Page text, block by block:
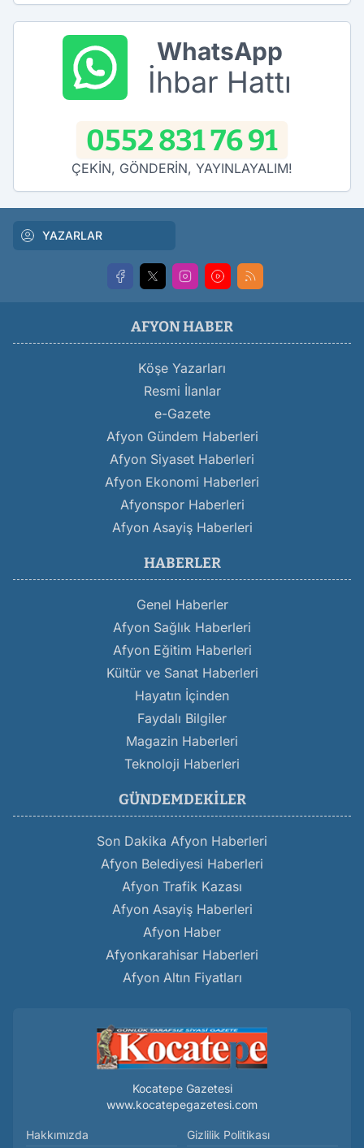
WhatsApp
İhbar Hattı
0552 831 76 91
ÇEKİN, GÖNDERİN, YAYINLAYALIM!
YAZARLAR
AFYON HABER
Köşe Yazarları
Resmi İlanlar
e-Gazete
Afyon Gündem Haberleri
Afyon Siyaset Haberleri
Afyon Ekonomi Haberleri
Afyonspor Haberleri
Afyon Asayiş Haberleri
HABERLER
Genel Haberler
Afyon Sağlık Haberleri
Afyon Eğitim Haberleri
Kültür ve Sanat Haberleri
Hayatın İçinden
Faydalı Bilgiler
Magazin Haberleri
Teknoloji Haberleri
GÜNDEMDEKILER
Son Dakika Afyon Haberleri
Afyon Belediyesi Haberleri
Afyon Trafik Kazası
Afyon Asayiş Haberleri
Afyon Haber
Afyonkarahisar Haberleri
Afyon Altın Fiyatları
Kocatepe Gazetesi
www.kocatepegazetesi.com
Hakkımızda Gizlilik Politikası